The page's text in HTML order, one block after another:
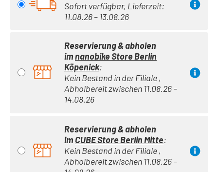
Sofort verfügbar, Lieferzeit:
11.08.26 – 13.08.26
Reservierung & abholen
imnanobike Store Berlin
Köpenick:
Kein Bestand in der Filiale ,
Abholbereit zwischen 11.08.26 –
14.08.26
Reservierung & abholen
imCUBE Store Berlin Mitte:
Kein Bestand in der Filiale ,
Abholbereit zwischen 11.08.26 –